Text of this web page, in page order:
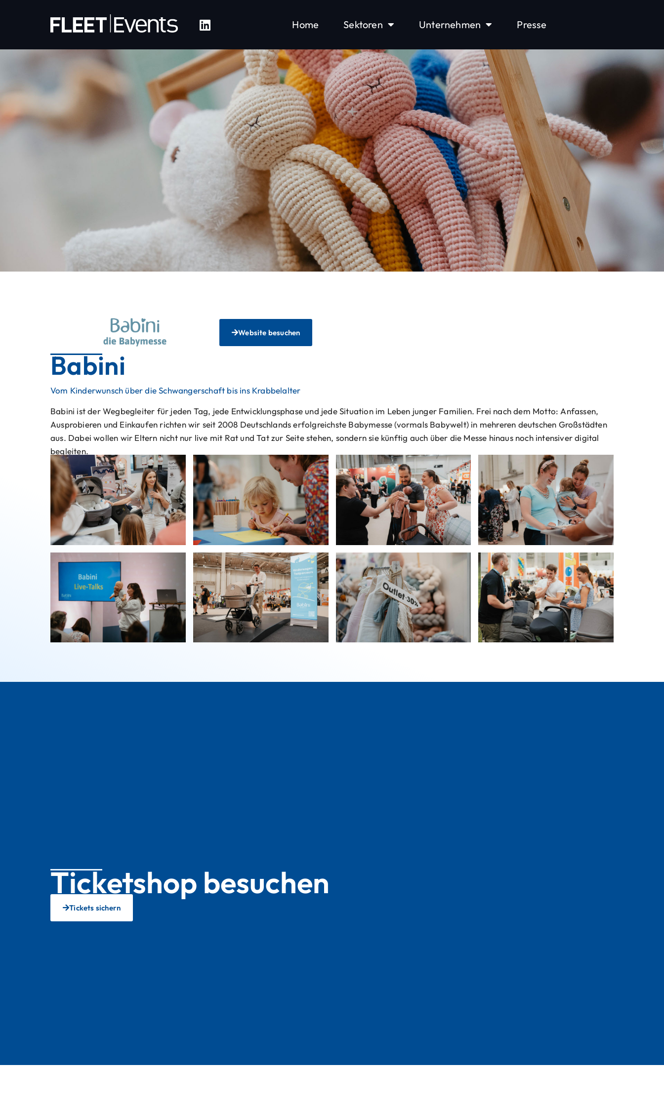
Home Sektoren Unternehmen Presse
Website besuchen
Babini
Vom Kinderwunsch über die Schwangerschaft bis ins Krabbelalter
Babini ist der Wegbegleiter für jeden Tag, jede Entwicklungsphase und jede Situation im Leben junger Familien. Frei nach dem Motto: Anfassen,
Ausprobieren und Einkaufen richten wir seit 2008 Deutschlands erfolgreichste Babymesse (vormals Babywelt) in mehreren deutschen Großstädten
aus. Dabei wollen wir Eltern nicht nur live mit Rat und Tat zur Seite stehen, sondern sie künftig auch über die Messe hinaus noch intensiver digital
begleiten.
Ticketshop besuchen
Tickets sichern